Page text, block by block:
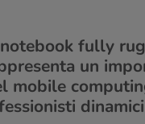
fully
un
mobile